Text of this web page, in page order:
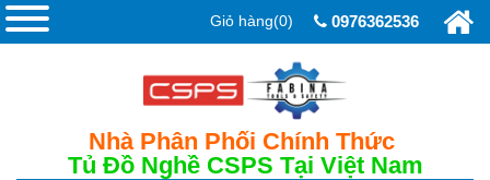
0976362536
Nhà Phân Phối Chính Thức
Tủ Đồ Nghề CSPS Tại Việt Nam
Giỏ hàng(0)